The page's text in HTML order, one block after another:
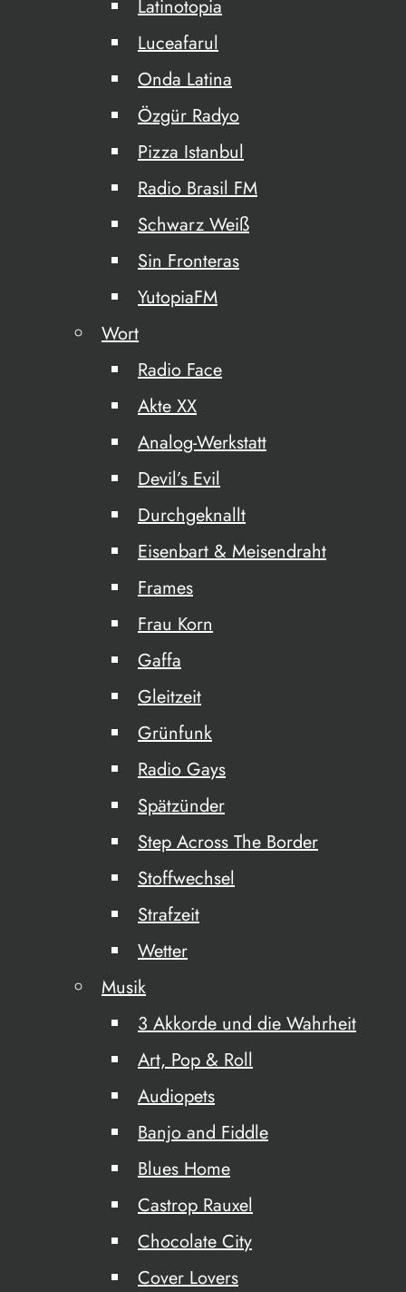
Latinotopia
Luceafarul
Onda Latina
Özgür Radyo
Pizza Istanbul
Radio Brasil FM
Schwarz Weiß
Sin Fronteras
YutopiaFM
Wort
Radio Face
Akte XX
Analog-Werkstatt
Devil’s Evil
Durchgeknallt
Eisenbart & Meisendraht
Frames
Frau Korn
Gaffa
Gleitzeit
Grünfunk
Radio Gays
Spätzünder
Step Across The Border
Stoffwechsel
Strafzeit
Wetter
Musik
3 Akkorde und die Wahrheit
Art, Pop & Roll
Audiopets
Banjo and Fiddle
Blues Home
Castrop Rauxel
Chocolate City
Cover Lovers